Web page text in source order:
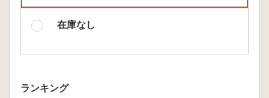
在庫なし
ランキング